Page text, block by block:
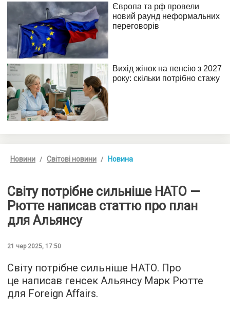
Новини Світові новини Новина
Світу потрібне сильніше НАТО —
Рютте написав статтю про план
для Альянсу
21 чер 2025, 17:50
Світу потрібне сильніше НАТО. Про
це написав генсек Альянсу Марк Рютте
для Foreign Affairs.